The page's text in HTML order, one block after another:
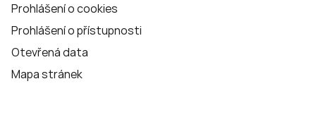
Prohlášení o cookies
Prohlášení o přístupnosti
Otevřená data
Mapa stránek